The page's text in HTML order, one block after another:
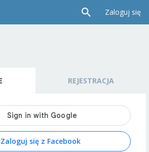
Zaloguj się
REJESTRACJA
Zaloguj się z Facebook